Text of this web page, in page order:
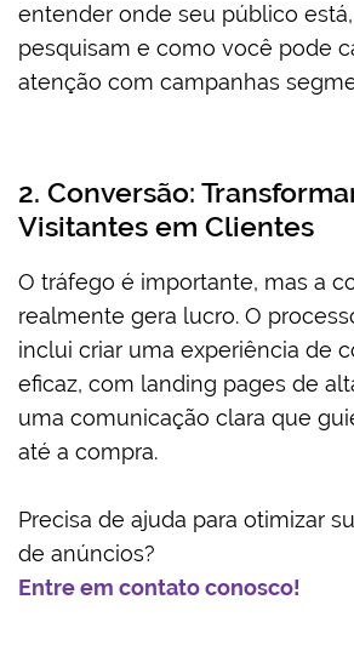
entender onde seu público
pesquisam e como você pode
atenção com campanhas
2. Conversão:
Visitantes em Clientes
O tráfego é importante, mas a
realmente gera lucro. O
inclui criar uma experiência de
eficaz, com landing pages de
uma comunicação clara que
até a compra.
Precisa de ajuda para otimizar
de anúncios?
Entre em contato conosco!